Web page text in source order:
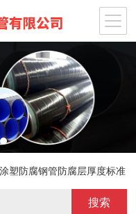
涂塑防腐钢管防腐层厚度标准